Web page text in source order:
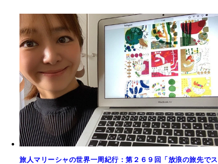
旅人マリーシャの世界一周紀行：第２６９回「放浪の旅先でス